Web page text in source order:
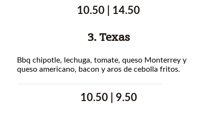
10.50 | 14.50
3. Texas
Bbq chipotle, lechuga, tomate, queso Monterrey y
queso americano, bacon y aros de cebolla fritos.
10.50 | 9.50